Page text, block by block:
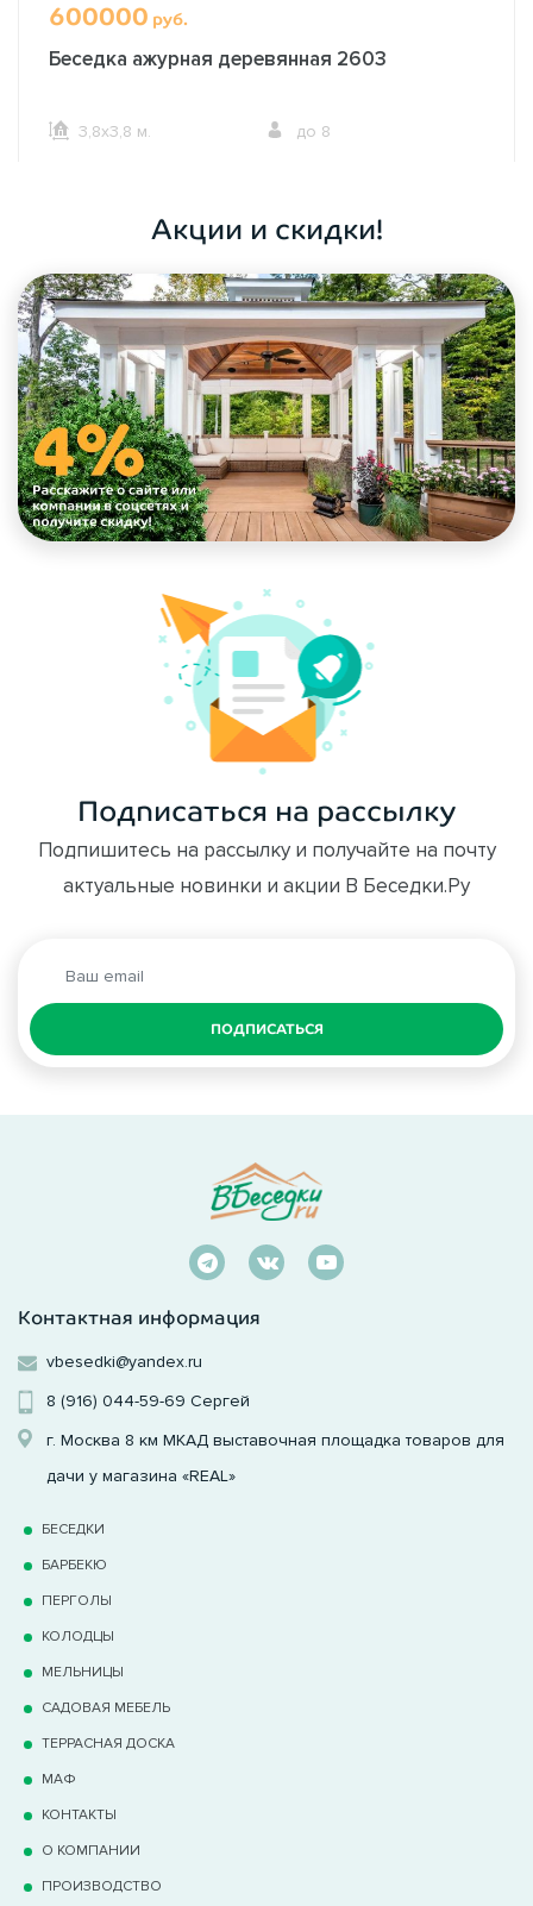
600000 руб.
Беседка ажурная деревянная 2603
3,8х3,8 м. до 8
Акции и скидки!
Подписаться на рассылку
Подпишитесь на рассылку и получайте на почту
актуальные новинки и акции В Беседки.Ру
ПОДПИСАТЬСЯ
Контактная информация
vbesedki@yandex.ru
8 (916) 044-59-69 Сергей
г. Москва 8 км МКАД выставочная площадка товаров для
дачи у магазина «REAL»
БЕСЕДКИ
БАРБЕКЮ
ПЕРГОЛЫ
КОЛОДЦЫ
МЕЛЬНИЦЫ
САДОВАЯ МЕБЕЛЬ
ТЕРРАCНАЯ ДОСКА
МАФ
КОНТАКТЫ
О КОМПАНИИ
ПРОИЗВОДСТВО